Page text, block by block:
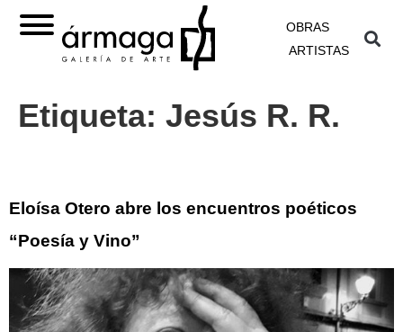
OBRAS
ARTISTAS
Etiqueta: Jesús R. R.
Eloísa Otero abre los encuentros poéticos
“Poesía y Vino”